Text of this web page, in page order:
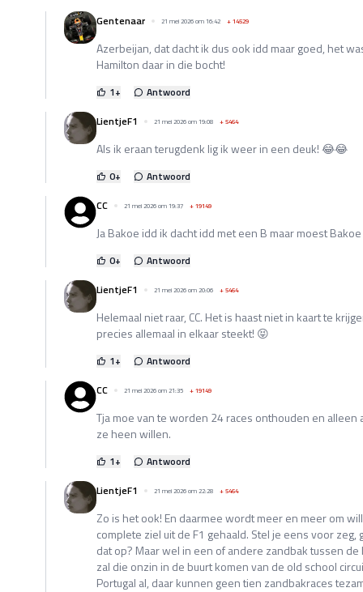
Gentenaar
21 mei 2026 om 16:42 +14529
Azerbeijan, dat dacht ik dus ook idd maar goed, het
Hamilton daar in die bocht!
1+
Antwoord
LientjeF1
21 mei 2026 om 19:08 +5464
Als ik eraan terugdenk lig ik weer in een deuk! 😂😂
0+
Antwoord
CC
21 mei 2026 om 19:37 +19149
Ja Bakoe idd ik dacht idd met een B maar moest
0+
Antwoord
LientjeF1
21 mei 2026 om 20:06 +5464
Helemaal niet raar, CC. Het is haast niet in kaart te
precies allemaal in elkaar steekt! 😝
1+
Antwoord
CC
21 mei 2026 om 21:35 +19149
Tja moe van te worden 24 races onthouden en
ze heen willen.
1+
Antwoord
LientjeF1
21 mei 2026 om 22:28 +5464
Zo is het ook! En daarmee wordt meer en meer om
complete ziel uit de F1 gehaald. Stel je eens voor zeg,
dat op? Maar wel in een of andere zandbak tussen
zal die onzin in de buurt komen van de old school
Portugal al, daar kunnen geen tien zandbakraces